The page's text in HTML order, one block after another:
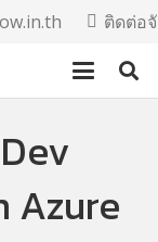
ติดต่อ
Azure